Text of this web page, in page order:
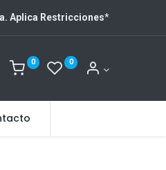
Aplica Restricciones*
0 0